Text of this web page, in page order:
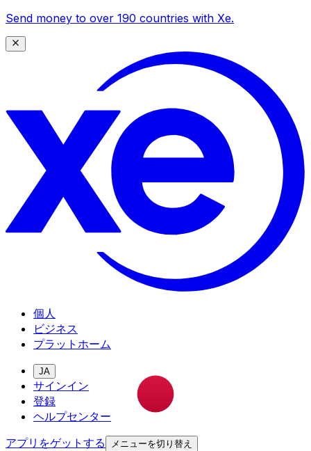
Send money to over 190 countries with Xe.
個人
ビジネス
プラットホーム
JA
サインイン
登録
ヘルプセンター
アプリをゲットする
メニューを切り替え